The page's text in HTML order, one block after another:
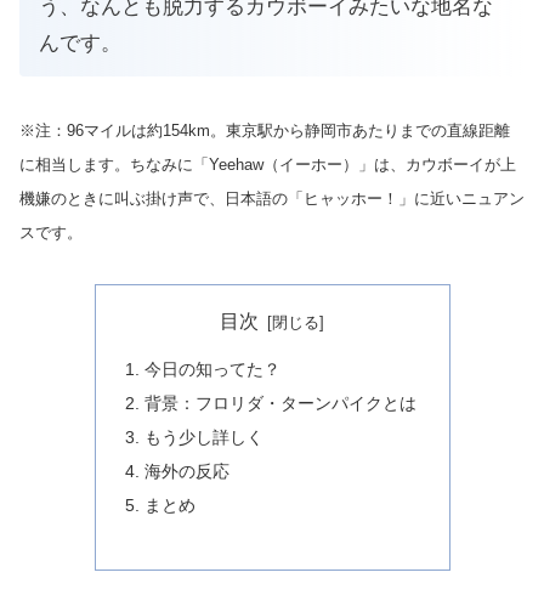
う、なんとも脱力するカウボーイみたいな地名な
んです。
※注：96マイルは約154km。東京駅から静岡市あたりまでの直線距離
に相当します。ちなみに「Yeehaw（イーホー）」は、カウボーイが上
機嫌のときに叫ぶ掛け声で、日本語の「ヒャッホー！」に近いニュアン
スです。
目次
今日の知ってた？
背景：フロリダ・ターンパイクとは
もう少し詳しく
海外の反応
まとめ